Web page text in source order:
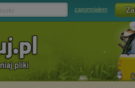
zapomniałem